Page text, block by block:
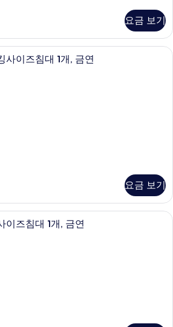
요금 보기
고급 침구, 오리/거위털 이불, 미니바,
사이즈침대 1개, 금연
요금 보기
프레지덴셜 스위트, 킹사이즈침대 1개
이즈침대 1개, 금연